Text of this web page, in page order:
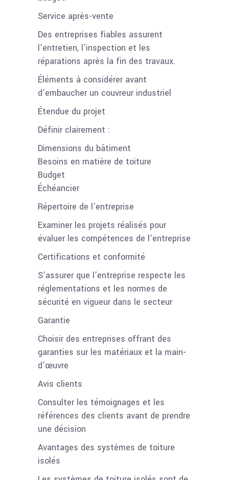
Service après-vente
Des entreprises fiables assurent
l’entretien, l’inspection et les
réparations après la fin des travaux.
Éléments à considérer avant
d’embaucher un couvreur industriel
Étendue du projet
Définir clairement :
Dimensions du bâtiment
Besoins en matière de toiture
Budget
Échéancier
Répertoire de l’entreprise
Examiner les projets réalisés pour
évaluer les compétences de l’entreprise
Certifications et conformité
S’assurer que l’entreprise respecte les
réglementations et les normes de
sécurité en vigueur dans le secteur
Garantie
Choisir des entreprises offrant des
garanties sur les matériaux et la main-
d’œuvre
Avis clients
Consulter les témoignages et les
références des clients avant de prendre
une décision
Avantages des systèmes de toiture
isolés